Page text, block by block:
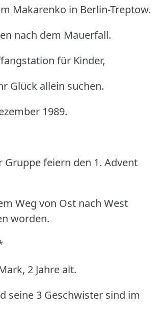
Makarenko in Berlin-Treptow.
nach dem Mauerfall.
für Kinder,
Glück allein suchen.
1989.
Gruppe feiern den 1. Advent
Weg von Ost nach West
worden.
2 Jahre alt.
seine 3 Geschwister sind im